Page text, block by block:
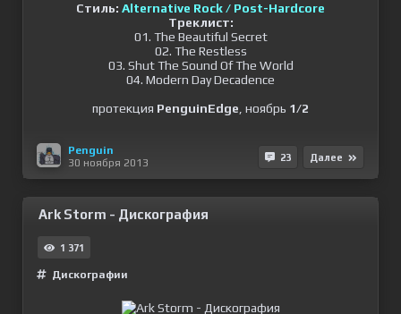
Стиль: Alternative Rock / Post-Hardcore
Треклист:
01. The Beautiful Secret
02. The Restless
03. Shut The Sound Of The World
04. Modern Day Decadence
протекция PenguinEdge , ноябрь 1/2
Penguin
30 ноября 2013
23 Далее
Ark Storm - Дискография
1 371
Дискографии